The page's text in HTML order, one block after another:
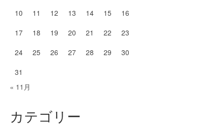
10
11 12 13 14 15
16
17
18 19 20 21 22
23
24
25 26 27 28 29
30
31
« 11月
カテゴリー